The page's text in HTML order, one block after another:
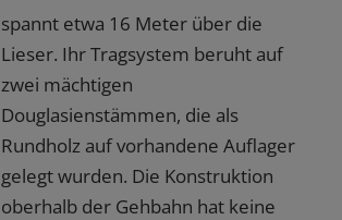
spannt etwa 16 Meter über die
Lieser. Ihr Tragsystem beruht auf
zwei mächtigen
Douglasienstämmen, die als
Rundholz auf vorhandene Auflager
gelegt wurden. Die Konstruktion
oberhalb der Gehbahn hat keine